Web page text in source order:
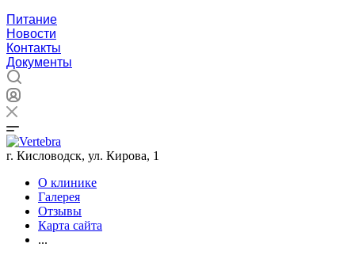
Питание
Новости
Контакты
Документы
г. Кисловодск, ул. Кирова, 1
О клинике
Галерея
Отзывы
Карта сайта
...